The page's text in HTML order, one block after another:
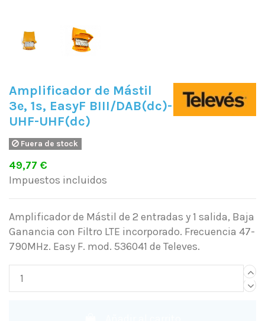
Amplificador de Mástil
3e, 1s, EasyF BIII/DAB(dc)-
UHF-UHF(dc)
Fuera de stock
49,77 €
Impuestos incluidos
Amplificador de Mástil de 2 entradas y 1 salida, Baja
Ganancia con Filtro LTE incorporado. Frecuencia 47-
790MHz. Easy F. mod. 536041 de Televes.